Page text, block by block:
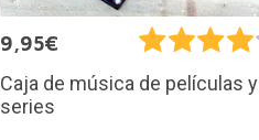
9,95€
Caja de música de películas y
series